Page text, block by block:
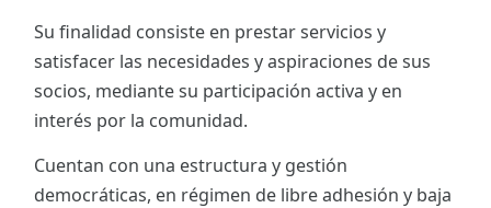
Su finalidad consiste en prestar servicios y
satisfacer las necesidades y aspiraciones de sus
socios, mediante su participación activa y en
interés por la comunidad.
Cuentan con una estructura y gestión
democráticas, en régimen de libre adhesión y baja